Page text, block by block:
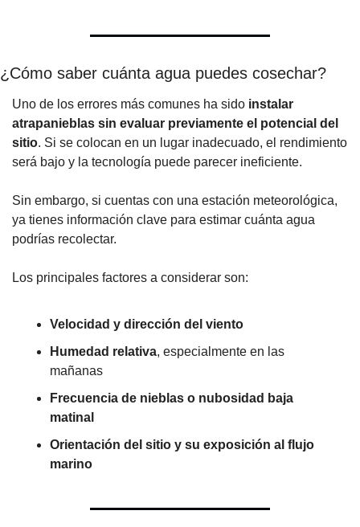
¿Cómo saber cuánta agua puedes cosechar?
Uno de los errores más comunes ha sido instalar
atrapanieblas sin evaluar previamente el potencial del
sitio. Si se colocan en un lugar inadecuado, el rendimiento
será bajo y la tecnología puede parecer ineficiente.
Sin embargo, si cuentas con una estación meteorológica,
ya tienes información clave para estimar cuánta agua
podrías recolectar.
Los principales factores a considerar son:
Velocidad y dirección del viento
Humedad relativa, especialmente en las
mañanas
Frecuencia de nieblas o nubosidad baja
matinal
Orientación del sitio y su exposición al flujo
marino